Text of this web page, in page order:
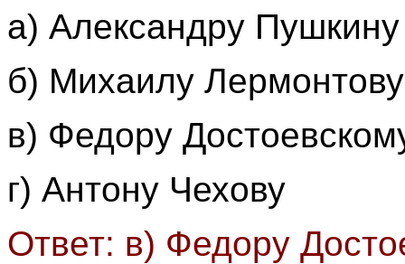
а) Александру Пушкину
б) Михаилу Лермонтову
в) Федору
г) Антону Чехову
Ответ: в) Федору